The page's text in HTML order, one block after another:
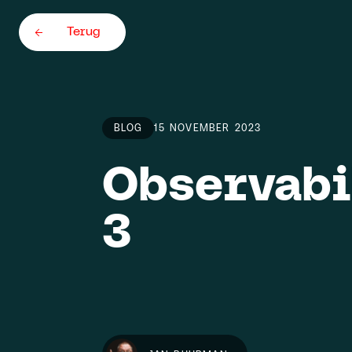
Terug
Home
Team
Careers
5
BLOG 15 NOVEMBER 2023
3